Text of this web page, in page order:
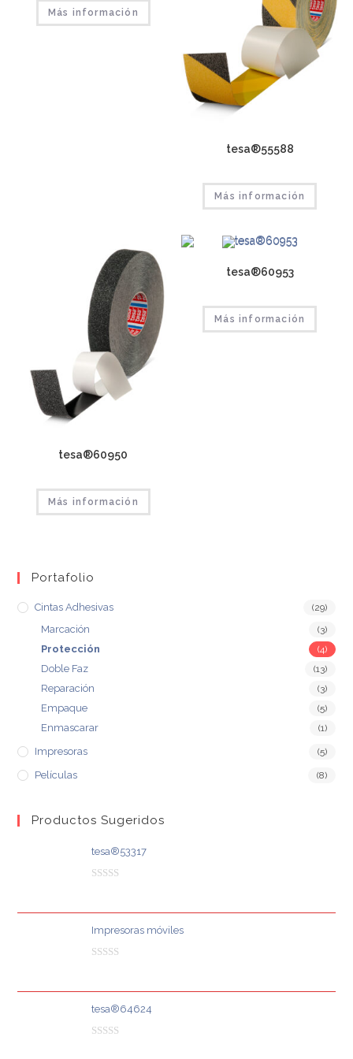
Más información
tesa®55588
Más información
tesa®60950
Más información
tesa®60953
Más información
Portafolio
Cintas Adhesivas (29)
Marcación (3)
Protección (4)
Doble Faz (13)
Reparación (3)
Empaque (5)
Enmascarar (1)
Impresoras (5)
Películas (8)
Productos Sugeridos
tesa®53317
r
o
n
Impresoras móviles
r
tesa®64624